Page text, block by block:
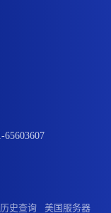
65603607
史查询 美国服务器